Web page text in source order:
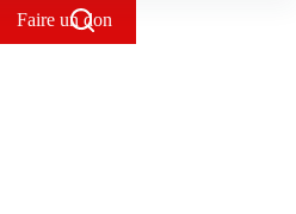
Faire un don